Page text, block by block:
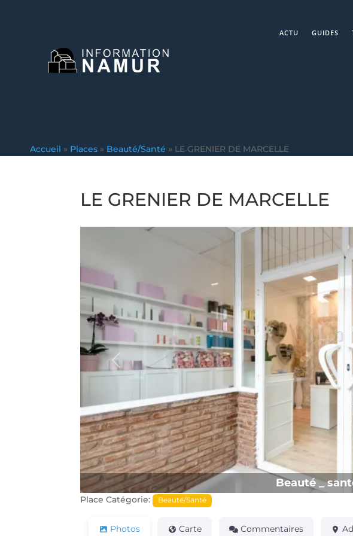
ACTU GUIDES
Accueil » Places » Beauté/Santé » LE GRENIER DE MARCELLE
LE GRENIER DE MARCELLE
Beauté _
Précédente
Place Catégorie: Beauté/Santé
Photos Carte Commentaires